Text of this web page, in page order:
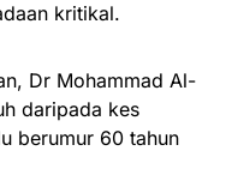
kritikal.
Dr Mohammad Al-
daripada kes
berumur 60 tahun